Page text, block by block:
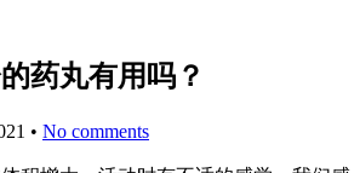
药丸有用吗？
• No comments